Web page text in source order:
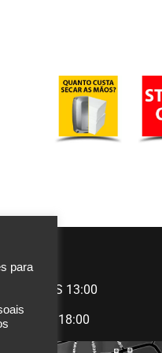
09:00 àS 13:00
14:00 às 18:00
para